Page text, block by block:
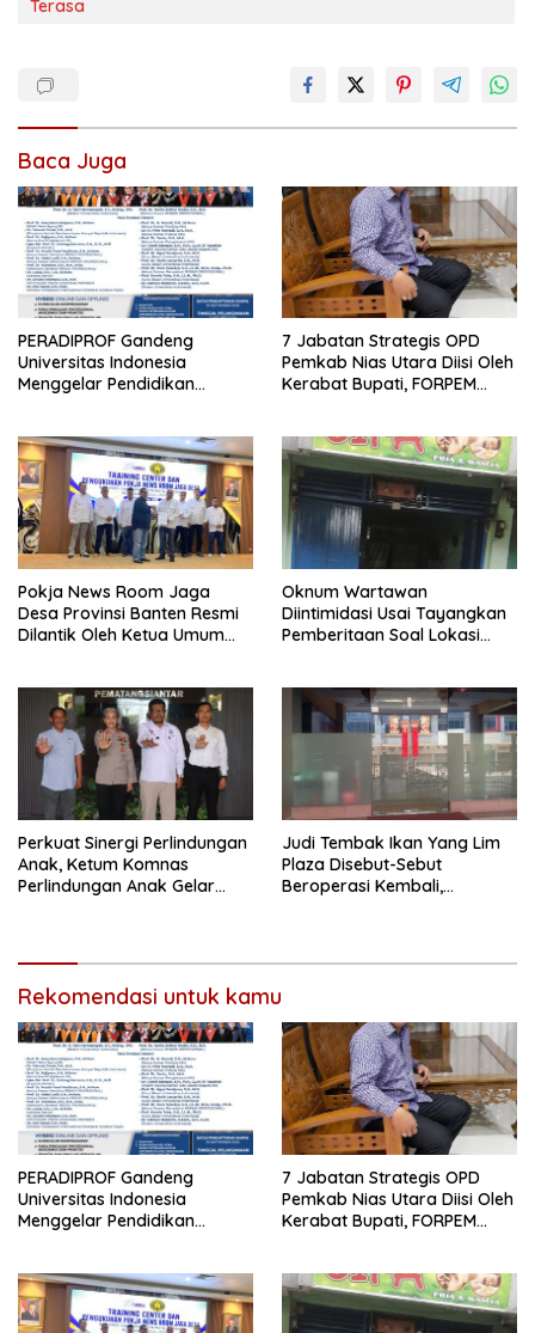
Terasa
Baca Juga
PERADIPROF Gandeng
Universitas Indonesia
Menggelar Pendidikan
7 Jabatan Strategis OPD
Pemkab Nias Utara Diisi Oleh
Kerabat Bupati, FORPEM
Pokja News Room Jaga
Desa Provinsi Banten Resmi
Dilantik Oleh Ketua Umum
Oknum Wartawan
Diintimidasi Usai Tayangkan
Pemberitaan Soal Lokasi
Perkuat Sinergi Perlindungan
Anak, Ketum Komnas
Perlindungan Anak Gelar
Judi Tembak Ikan Yang Lim
Plaza Disebut-Sebut
Beroperasi Kembali,
Rekomendasi untuk kamu
PERADIPROF Gandeng
Universitas Indonesia
Menggelar Pendidikan
7 Jabatan Strategis OPD
Pemkab Nias Utara Diisi Oleh
Kerabat Bupati, FORPEM